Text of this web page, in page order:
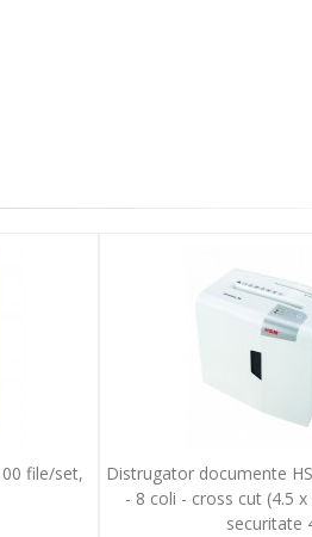
file/set,
Distrugator documente
- 8 coli - cross cut (4.5
securitate